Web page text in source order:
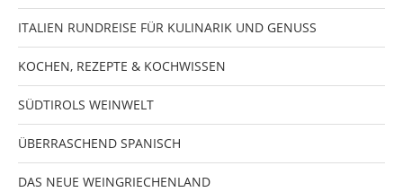
ITALIEN RUNDREISE FÜR KULINARIK UND GENUSS
KOCHEN, REZEPTE & KOCHWISSEN
SÜDTIROLS WEINWELT
ÜBERRASCHEND SPANISCH
DAS NEUE WEINGRIECHENLAND